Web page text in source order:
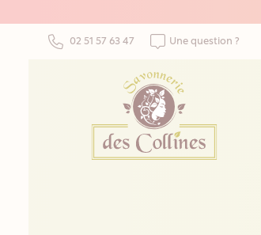
02 51 57 63 47 Une question ?